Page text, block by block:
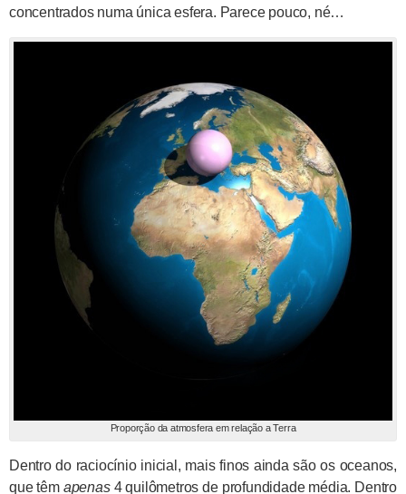
concentrados numa única esfera. Parece pouco, né…
Proporção da atmosfera em relação a Terra
Dentro do raciocínio inicial, mais finos ainda são os oceanos,
que têm apenas4 quilômetros de profundidade média. Dentro